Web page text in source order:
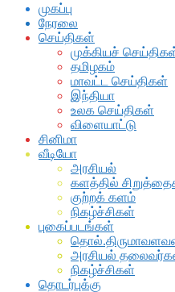
Menu
முகப்பு
நேரலை
செய்திகள்
முக்கியச்
தமிழகம்
மாவட்ட செய்திகள்
இந்தியா
உலக செய்திகள்
விளையாட்டு
சினிமா
வீடியோ
அரசியல்
களத்தில்
குற்றக் களம்
நிகழ்ச்சிகள்
புகைப்படங்கள்
அரசியல்
நிகழ்ச்சிகள்
தொடர்புக்கு